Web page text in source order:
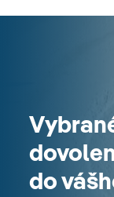
do